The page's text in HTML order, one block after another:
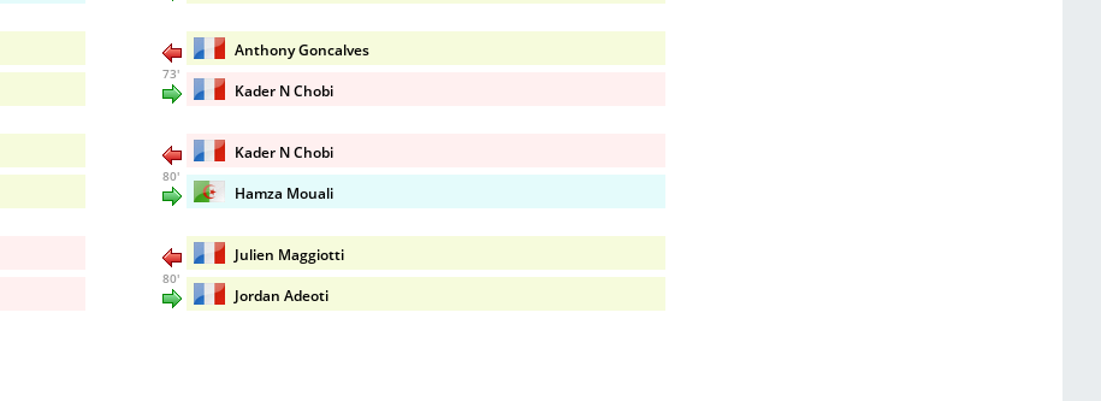
Anthony Goncalves
73'
Kader N Chobi
Kader N Chobi
80'
Hamza Mouali
Julien Maggiotti
80'
Jordan Adeoti